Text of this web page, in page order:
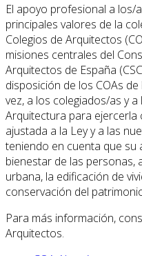
El apoyo profesional a
principales valores de la
Colegios de Arquitectos
misiones centrales del
Arquitectos de España
disposición de los COAs
vez, a los colegiados/as y
Arquitectura para ejercerla
ajustada a la Ley y a las
teniendo en cuenta que su
bienestar de las personas,
urbana, la edificación de
conservación del
Para más información,
Arquitectos.